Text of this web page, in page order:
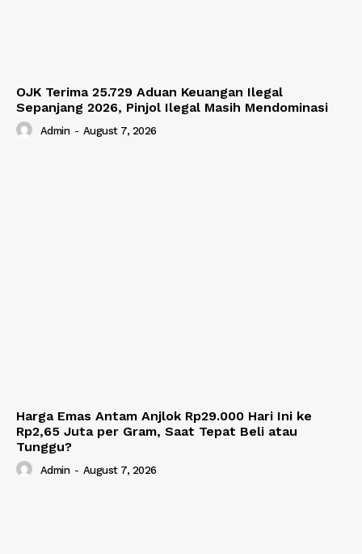
OJK Terima 25.729 Aduan Keuangan Ilegal
Sepanjang 2026, Pinjol Ilegal Masih Mendominasi
Admin - August 7, 2026
Harga Emas Antam Anjlok Rp29.000 Hari Ini ke
Rp2,65 Juta per Gram, Saat Tepat Beli atau
Tunggu?
Admin - August 7, 2026